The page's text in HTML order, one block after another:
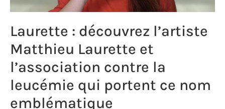
Laurette : découvrez l’artiste
Matthieu Laurette et
l’association contre la
leucémie qui portent ce nom
emblématique